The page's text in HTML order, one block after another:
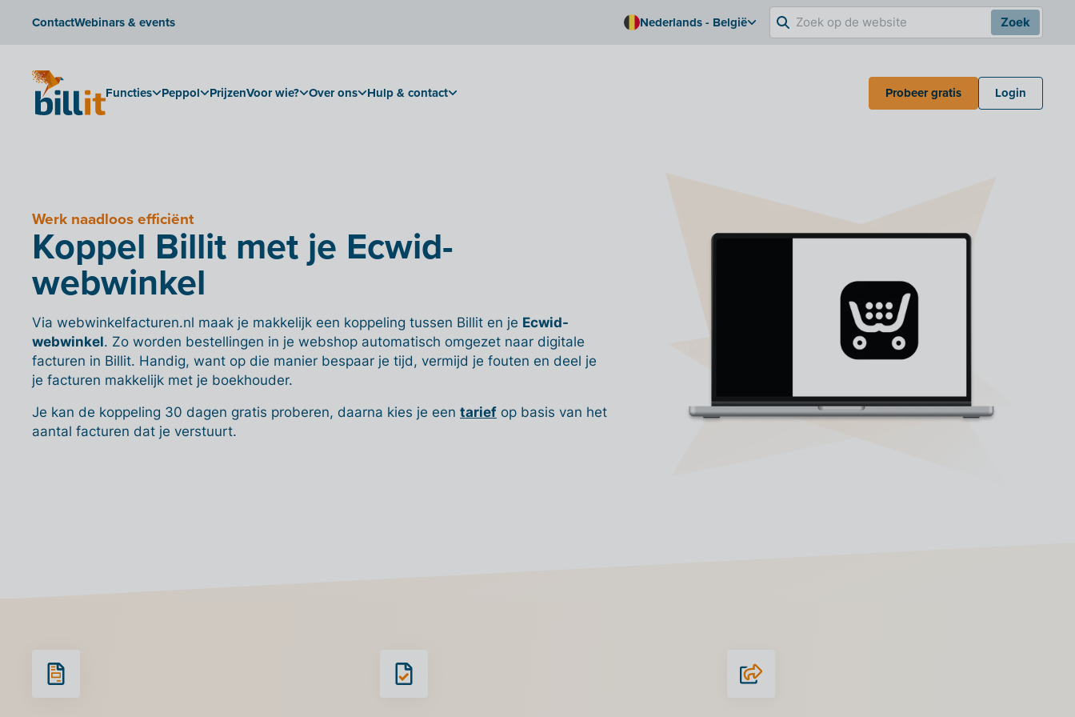
ContactWebinars & events Nederlands - België Zoek
Functies Peppol PrijzenVoor wie? Over ons Hulp & contact Probeer gratis Login
Werk naadloos efficiënt
Koppel Billit met je Ecwid-
webwinkel
Via webwinkelfacturen.nl maak je makkelijk een koppeling tussen Billit en je Ecwid-
webwinkel. Zo worden bestellingen in je webshop automatisch omgezet naar digitale
facturen in Billit. Handig, want op die manier bespaar je tijd, vermijd je fouten en deel je
je facturen makkelijk met je boekhouder.
Je kan de koppeling 30 dagen gratis proberen, daarna kies je een tarief op basis van het
aantal facturen dat je verstuurt.